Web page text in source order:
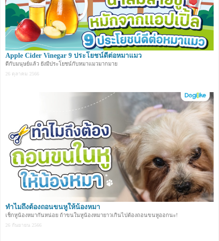
Apple Cider Vinegar 9 ประโยชน์ดีต่อหมาแมว
ดีกับมนุษย์แล้ว ยังมีประโยชน์กับหมาแมวมากมาย
26 ตุลาคม 2566
ทำไมถึงต้องถอนขนหูให้น้องหมา
เช็กหูน้องหมากันหน่อย ถ้าขนในหูน้องหมายาวเกินไปต้องถอนขนหูออกนะ!
26 กันยายน 2566